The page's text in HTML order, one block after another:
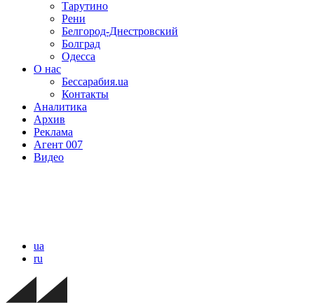
Тарутино
Рени
Белгород-Днестровский
Болград
Одесса
О нас
Бессарабия.ua
Контакты
Аналитика
Архив
Реклама
Агент 007
Видео
ua
ru